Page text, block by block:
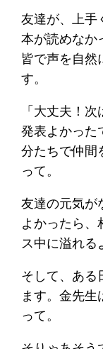
友達が、上手
本が読めなか
皆で声を自然
す。
「大丈夫！
発表よかった
分たちで仲間
って。
友達の元気が
よかったら、
ス中に溢れる
そして、ある
ます。金先
って。